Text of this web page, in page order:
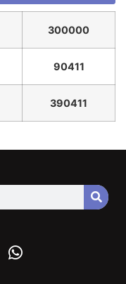
300000
90411
390411